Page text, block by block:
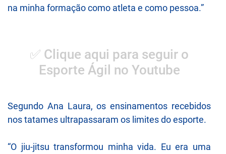
na minha formação como atleta e como pessoa.”
✅ Clique aqui para seguir o
Esporte Ágil no Youtube
Segundo Ana Laura, os ensinamentos recebidos
nos tatames ultrapassaram os limites do esporte.
“O jiu-jitsu transformou minha vida. Eu era uma